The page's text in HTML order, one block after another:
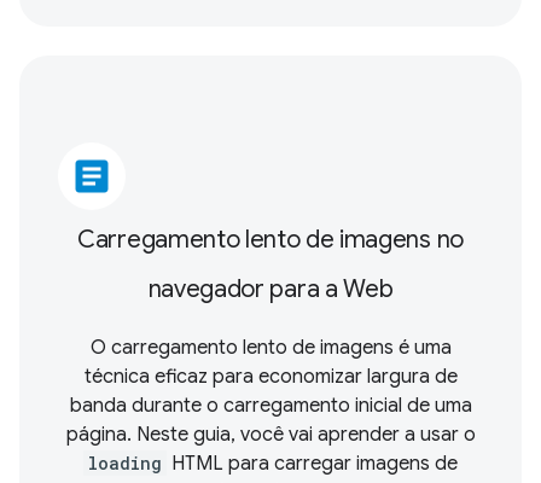
article
Carregamento lento de imagens no
navegador para a Web
O carregamento lento de imagens é uma
técnica eficaz para economizar largura de
banda durante o carregamento inicial de uma
página. Neste guia, você vai aprender a usar o
loading HTML para carregar imagens de